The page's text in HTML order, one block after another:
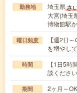
勤務地 埼玉県さ
大宮(埼玉
博物館駅
曜日頻度
【週2日
を増やし
時間
【1日5
談くださ
期間 2ヶ月～